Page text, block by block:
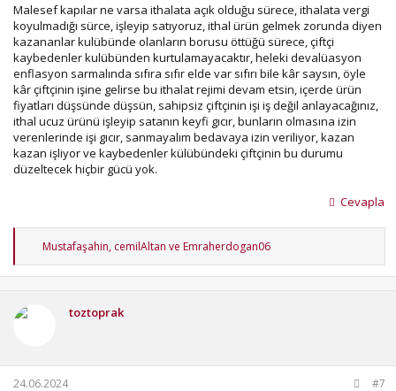
Malesef kapılar ne varsa ithalata açık olduğu sürece, ithalata vergi
koyulmadığı sürce, işleyip satıyoruz, ithal ürün gelmek zorunda diyen
kazananlar kulübünde olanların borusu öttüğü sürece, çiftçi
kaybedenler kulübünden kurtulamayacaktır, heleki devalüasyon
enflasyon sarmalında sıfıra sıfır elde var sıfırı bile kâr saysın, öyle
kâr çiftçinin işine gelirse bu ithalat rejimi devam etsin, içerde ürün
fiyatları düşsünde düşsün, sahipsiz çiftçinin işi iş değil anlayacağınız,
ithal ucuz ürünü işleyip satanın keyfi gıcır, bunların olmasına izin
verenlerinde işi gıcır, sanmayalım bedavaya izin veriliyor, kazan
kazan işliyor ve kaybedenler külübündeki çiftçinin bu durumu
düzeltecek hiçbir gücü yok.
Cevapla
T
p
Mustafaşahin, cemilAltan ve Emraherdogan06
toztoprak
24.06.2024 #7